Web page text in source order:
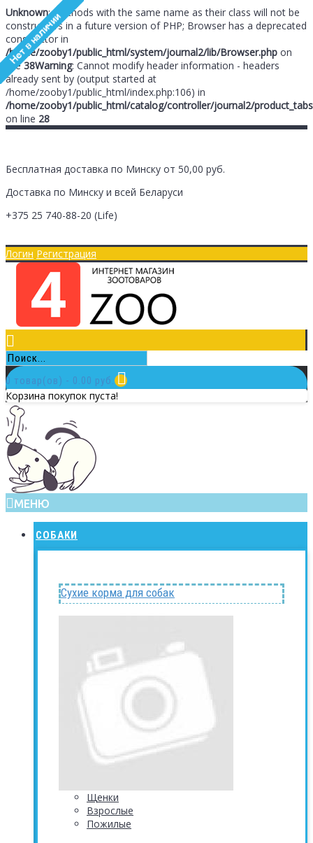
Unknown: Methods with the same name as their class will not be
constructors in a future version of PHP; Browser has a deprecated
constructor in
/home/zooby1/public_html/system/journal2/lib/Browser.php on
line38Warning: Cannot modify header information - headers
already sent by (output started at
/home/zooby1/public_html/index.php:106) in
/home/zooby1/public_html/catalog/controller/journal2/
on line 28
Бесплатная доставка по Минску от 50,00 руб.
Доставка по Минску и всей Беларуси
+375 25 740-88-20 (Life)
Логин Регистрация
0 товар(ов) - 0.00 руб.
Корзина покупок пуста!
МЕНЮ
СОБАКИ
Сухие корма для собак
Щенки
Взрослые
Пожилые